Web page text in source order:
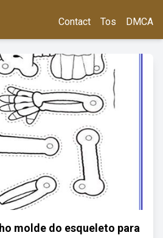
Contact Tos DMCA
molde do esqueleto para